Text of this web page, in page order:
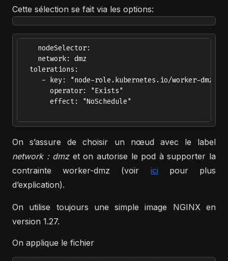
Cette sélection se fait via les options:
    nodeSelector:
    network: dmz
  tolerations:
     - key: "node-role.kubernetes.io/worker-dmz"
       operator: "Exists"
       effect: "NoSchedule"
On s’assure de choisir un nœud avec le label
network : dmzet on autorise le pod à supporter la
contrainte worker-dmz (voir icipour plus
d’explication).
On utilise toujours une simple image NGINX en
version 1.27.
On applique le fichier